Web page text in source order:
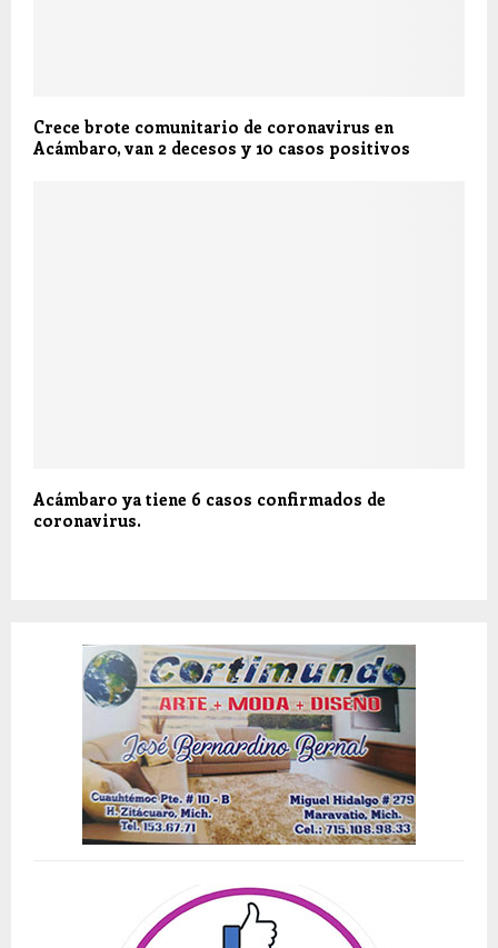
Crece brote comunitario de coronavirus en
Acámbaro, van 2 decesos y 10 casos positivos
Acámbaro ya tiene 6 casos confirmados de
coronavirus.